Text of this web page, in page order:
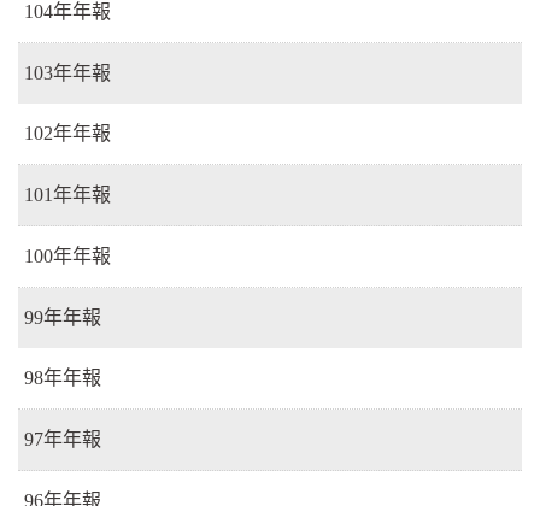
104年年報
103年年報
102年年報
101年年報
100年年報
99年年報
98年年報
97年年報
96年年報